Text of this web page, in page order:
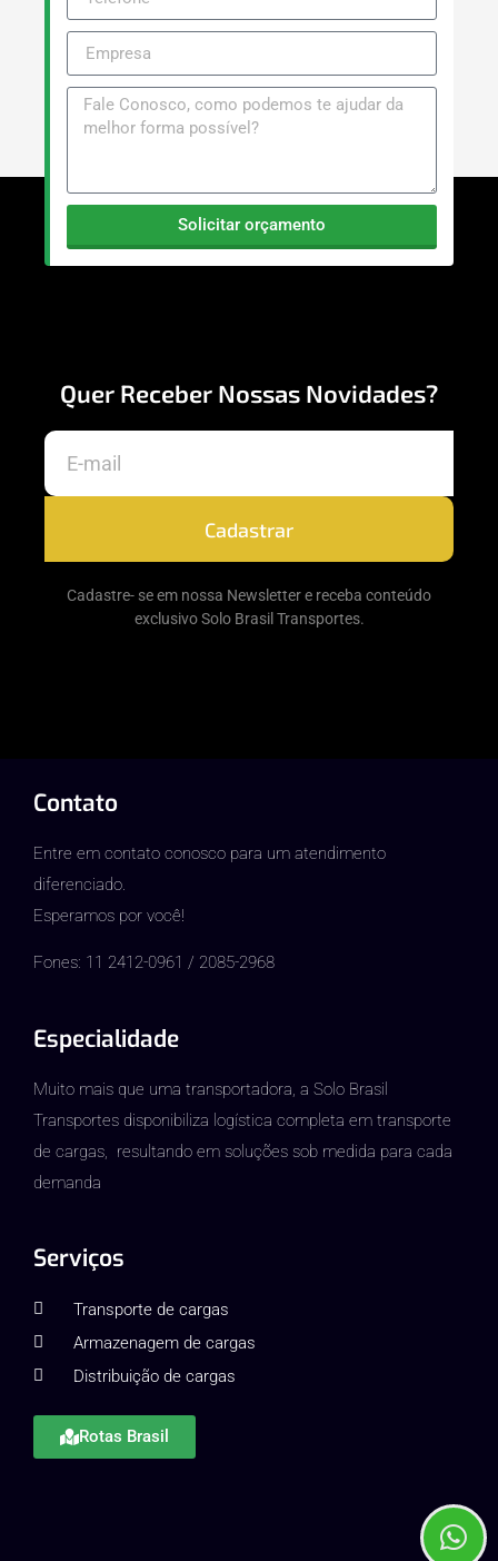
Solicitar orçamento
Quer Receber Nossas Novidades?
Cadastrar
Cadastre- se em nossa Newsletter e receba conteúdo
exclusivo Solo Brasil Transportes.
Contato
Entre em contato conosco para um atendimento
diferenciado.
Esperamos por você!
Fones: 11 2412-0961 / 2085-2968
Especialidade
Muito mais que uma transportadora, a Solo Brasil
Transportes disponibiliza logística completa em transporte
de cargas, resultando em soluções sob medida para cada
demanda
Serviços
Transporte de cargas
Armazenagem de cargas
Distribuição de cargas
Rotas Brasil